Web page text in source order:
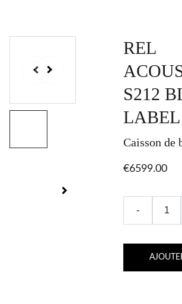
REL
S212
LABEL
Caisson de
€6599.00
-